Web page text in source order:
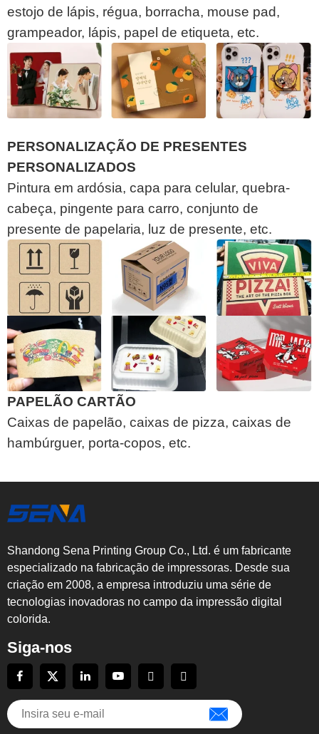
estojo de lápis, régua, borracha, mouse pad,
grampeador, lápis, papel de etiqueta, etc.
PERSONALIZAÇÃO DE PRESENTES
PERSONALIZADOS
Pintura em ardósia, capa para celular, quebra-
cabeça, pingente para carro, conjunto de
presente de papelaria, luz de presente, etc.
PAPELÃO CARTÃO
Caixas de papelão, caixas de pizza, caixas de
hambúrguer, porta-copos, etc.
Shandong Sena Printing Group Co., Ltd. é um fabricante
especializado na fabricação de impressoras. Desde sua
criação em 2008, a empresa introduziu uma série de
tecnologias inovadoras no campo da impressão digital
colorida.
Siga-nos